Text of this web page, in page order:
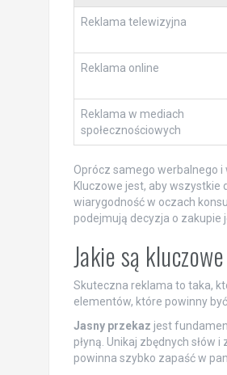
Reklama telewizyjna
Reklama online
Reklama w mediach
społecznościowych
Oprócz samego werbalnego
Kluczowe jest, aby wszystkie
wiarygodność w oczach
podejmują decyzja o zakupie
Jakie są
Skuteczna reklama to taka,
elementów, które powinny
Jasny przekaz jest
płyną. Unikaj zbędnych
powinna szybko zapaść w